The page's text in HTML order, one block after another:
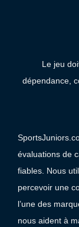
Le jeu
dépendance,
évaluations de
fiables. Nous
percevoir une
l’une des
nous aident à